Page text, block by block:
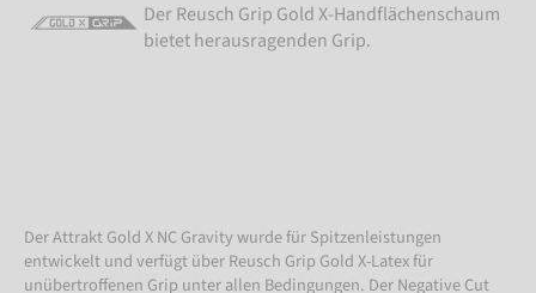
Der Reusch Grip Gold X-Handflächenschaum
bietet herausragenden Grip.
Der Attrakt Gold X NC Gravity wurde für Spitzenleistungen
entwickelt und verfügt über Reusch Grip Gold X-Latex für
unübertroffenen Grip unter allen Bedingungen. Der Negative Cut